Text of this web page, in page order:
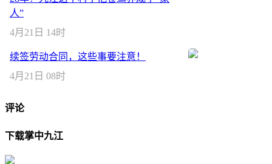
人”
4月21日 14时
续签劳动合同，这些事要注意！
4月21日 08时
评论
下载掌中九江